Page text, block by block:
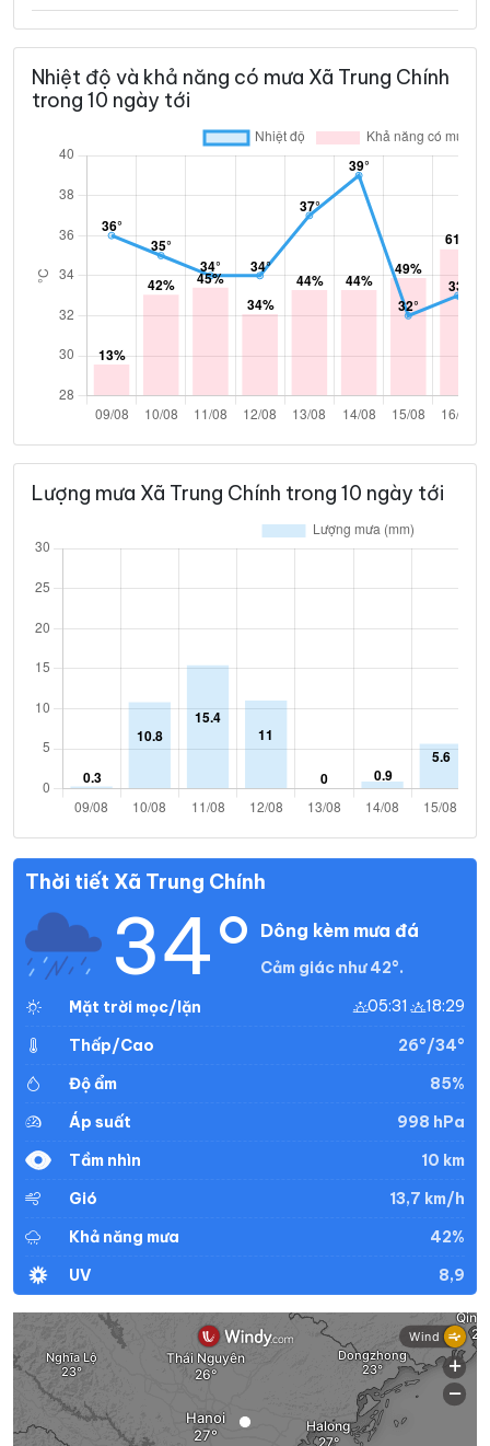
Nhiệt độ và khả năng có mưa Xã Trung Chính
trong 10 ngày tới
Lượng mưa Xã Trung Chính trong 10 ngày tới
Thời tiết Xã Trung Chính
34° Dông kèm mưa đá
Cảm giác như 42°.
Mặt trời mọc/lặn
05:31 18:29
Thấp/Cao
26°/34°
Độ ẩm
85%
Áp suất
998 hPa
Tầm nhìn
10 km
Gió
13,7 km/h
Khả năng mưa
42%
UV
8,9